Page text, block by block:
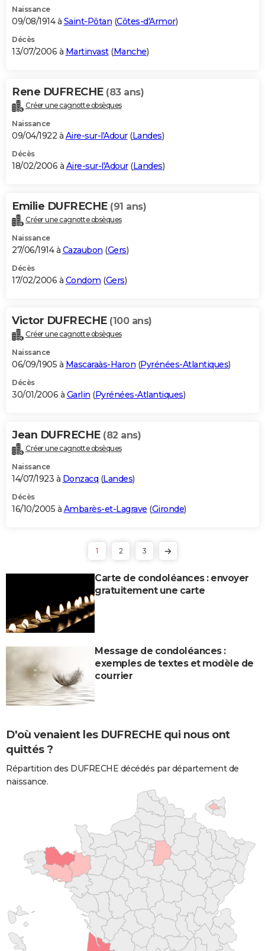
Naissance
09/08/1914 à Saint-Pôtan (Côtes-d'Armor)
Décès
13/07/2006 à Martinvast(Manche)
Rene DUFRECHE (83 ans)
Créer une cagnotte obsèques
Naissance
09/04/1922 à Aire-sur-l'Adour(Landes)
Décès
18/02/2006 à Aire-sur-l'Adour(Landes)
Emilie DUFRECHE (91 ans)
Créer une cagnotte obsèques
Naissance
27/06/1914 à Cazaubon (Gers)
Décès
17/02/2006 à Condom (Gers)
Victor DUFRECHE (100 ans)
Créer une cagnotte obsèques
Naissance
06/09/1905 à Mascaraàs-Haron (Pyrénées-Atlantiques)
Décès
30/01/2006 à Garlin (Pyrénées-Atlantiques)
Jean DUFRECHE (82 ans)
Créer une cagnotte obsèques
Naissance
14/07/1923 à Donzacq (Landes)
Décès
16/10/2005 à Ambarès-et-Lagrave (Gironde)
1 2 3
Carte de condoléances : envoyer
gratuitement une carte
Message de condoléances :
exemples de textes et modèle de
courrier
D'où venaient les DUFRECHE qui nous ont
quittés ?
Répartition des DUFRECHE décédés par département de
naissance.